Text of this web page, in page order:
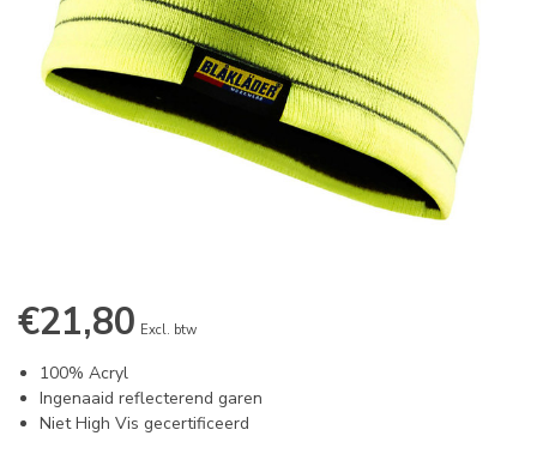
€21,80 Excl. btw
100% Acryl
Ingenaaid reflecterend garen
Niet High Vis gecertificeerd